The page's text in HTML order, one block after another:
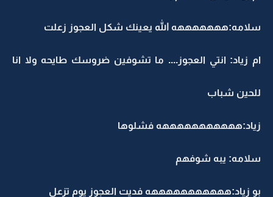
سلامه:هههههههه الله يعينك شكل العجوز زعلت
ام زياد: انتي العجوز.... ما تشوفين ضروسك طايحه ولا انا
للحين شباب
زياد:هههههههههههه فشلوها
سلامه: يبه شوفهم
بو زياد:هههههههههههه فديت العجوز يوم تزعل